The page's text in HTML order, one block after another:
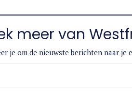
meer van
je om de nieuwste berichten naar je